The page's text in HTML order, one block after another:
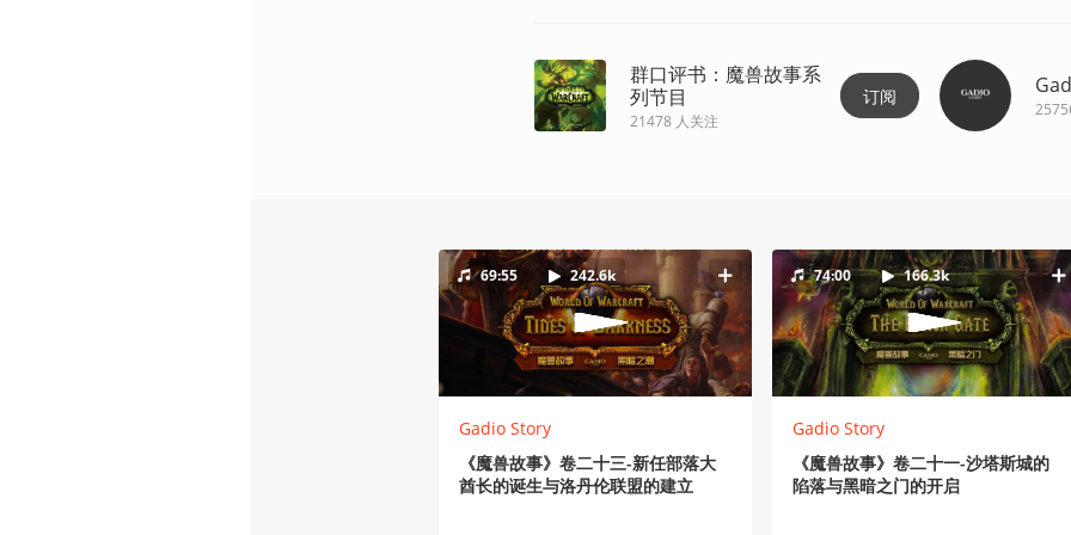
群口评书：魔兽故事系
列节目
21478 人关注
订阅
69:55 242.6k
Gadio Story
《魔兽故事》卷二十三-新任部落大
酋长的诞生与洛丹伦联盟的建立
74:00 166.3k
Gadio Story
《魔兽故事》卷二十一-沙塔斯城的
陷落与黑暗之门的开启